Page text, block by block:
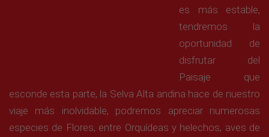
es más estable,
tendremos la
oportunidad de
disfrutar del
Paisaje que
esconde esta parte, la Selva Alta andina hace de nuestro
viaje más inolvidable, podremos apreciar numerosas
especies de Flores, entre Orquídeas y helechos, aves de